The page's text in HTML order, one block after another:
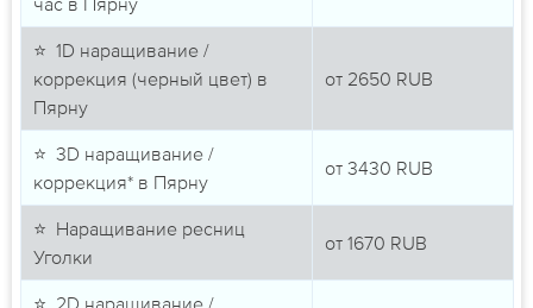
⭐ 1D наращивание /
коррекция (черный цвет) в
Пярну
от 2650 RUB
⭐ 3D наращивание /
коррекция* в Пярну
от 3430 RUB
⭐ Наращивание ресниц
Уголки
от 1670 RUB
⭐ 2D наращивание /